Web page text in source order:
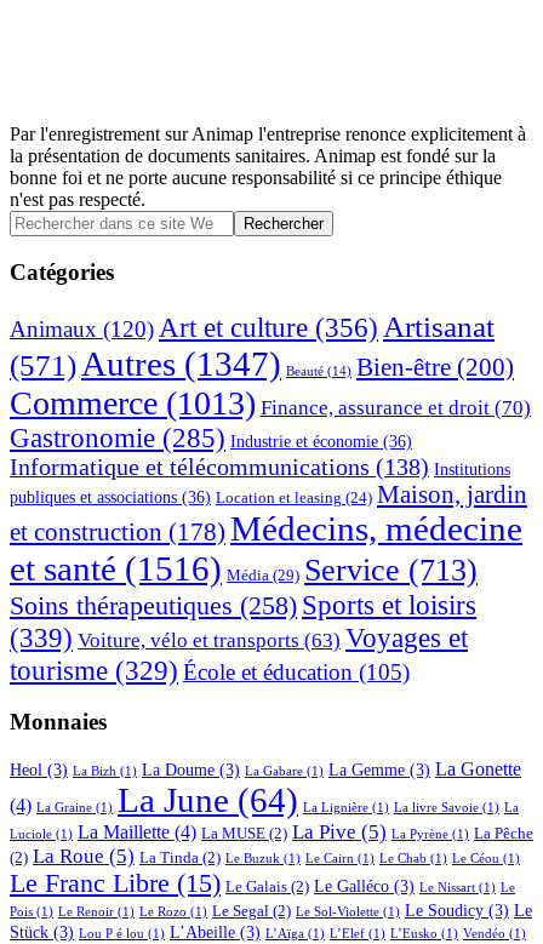
Par l'enregistrement sur Animap l'entreprise renonce explicitement à
la présentation de documents sanitaires. Animap est fondé sur la
bonne foi et ne porte aucune responsabilité si ce principe éthique
n'est pas respecté.
Barre
latérale
principale
Rechercher
dans
ce
site
Catégories
Animaux (120) Art et culture (356) Artisanat
(571) Autres (1347) Beauté (14) Bien-être (200)
Commerce (1013) Finance, assurance et droit (70)
Gastronomie (285) Industrie et économie (36)
Informatique et télécommunications (138) Institutions
publiques et associations (36) Location et leasing (24) Maison, jardin
et construction (178) Médecins, médecine
et santé (1516) Média (29) Service (713)
Soins thérapeutiques (258) Sports et loisirs
(339) Voiture, vélo et transports (63) Voyages et
tourisme (329) École et éducation (105)
Monnaies
Heol (3) La Bizh (1) La Doume (3) La Gabare (1) La Gemme (3) La Gonette
(4) La Graine (1) La June (64) La Lignière (1) La livre Savoie (1) La
Luciole (1) La Maillette (4) La MUSE (2) La Pive (5) La Pyrène (1) La Pêche
(2) La Roue (5) La Tinda (2) Le Buzuk (1) Le Cairn (1) Le Chab (1) Le Céou (1)
Le Franc Libre (15) Le Galais (2) Le Galléco (3) Le Nissart (1) Le
Pois (1) Le Renoir (1) Le Rozo (1) Le Segal (2) Le Sol-Violette (1) Le Soudicy (3) Le
Stück (3) Lou P é lou (1) L’Abeille (3) L’Aïga (1) L’Elef (1) L’Eusko (1) Vendéo (1)